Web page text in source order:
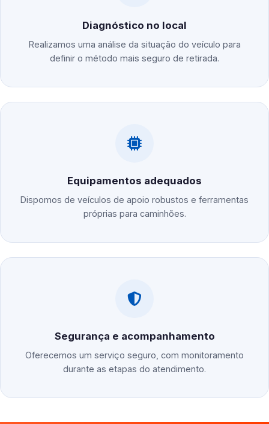
Diagnóstico no local
Realizamos uma análise da situação do veículo para
definir o método mais seguro de retirada.
Equipamentos adequados
Dispomos de veículos de apoio robustos e ferramentas
próprias para caminhões.
Segurança e acompanhamento
Oferecemos um serviço seguro, com monitoramento
durante as etapas do atendimento.